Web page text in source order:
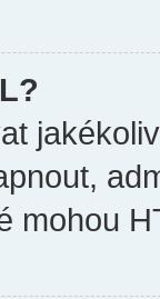
mohou